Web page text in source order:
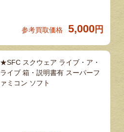
参考買取価格 5,000 円
★SFC スクウェア ライブ・ア・
ライブ 箱・説明書有 スーパーフ
ァミコン ソフト